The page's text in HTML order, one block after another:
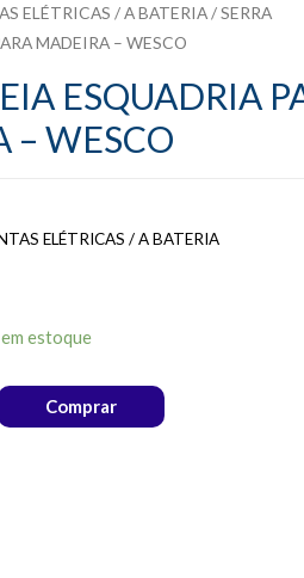
ELÉTRICAS / A BATERIA/ SERRA
MADEIRA – WESCO
ESQUADRIA
– WESCO
ELÉTRICAS / A BATERIA
estoque
Comprar